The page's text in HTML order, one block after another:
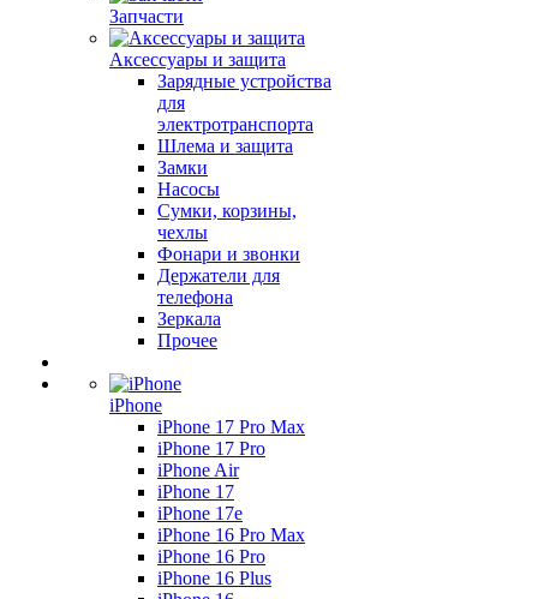
Запчасти
Аксессуары и защита
Зарядные устройства
для
электротранспорта
Шлема и защита
Замки
Насосы
Сумки, корзины,
чехлы
Фонари и звонки
Держатели для
телефона
Зеркала
Прочее
iPhone
iPhone 17 Pro Max
iPhone 17 Pro
iPhone Air
iPhone 17
iPhone 17e
iPhone 16 Pro Max
iPhone 16 Pro
iPhone 16 Plus